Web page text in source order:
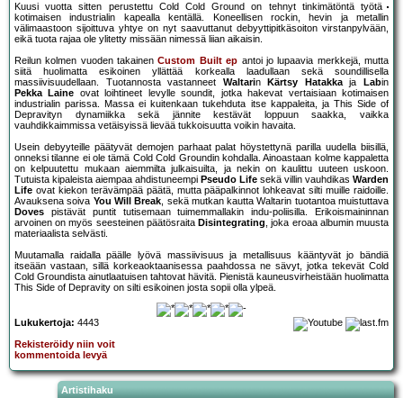
Kuusi vuotta sitten perustettu Cold Cold Ground on tehnyt tinkimätöntä työtä
kotimaisen industrialin kapealla kentällä. Koneellisen rockin, hevin ja metallin
välimaastoon sijoittuva yhtye on nyt saavuttanut debyyttipitkäsoiton virstanpylvään,
eikä tuota rajaa ole ylitetty missään nimessä liian aikaisin.
Reilun kolmen vuoden takainenCustom Built ep antoi jo lupaavia merkkejä, mutta
siitä huolimatta esikoinen yllättää korkealla laadullaan sekä soundillisella
massiivisuudellaan. Tuotannosta vastanneet Waltarin Kärtsy Hatakkaja Labin
Pekka Laine ovat loihtineet levylle soundit, jotka hakevat vertaisiaan kotimaisen
industrialin parissa. Massa ei kuitenkaan tukehduta itse kappaleita, ja This Side of
Depravityn dynamiikka sekä jännite kestävät loppuun saakka, vaikka
vauhdikkaimmissa vetäisyissä lievää tukkoisuutta voikin havaita.
Usein debyyteille päätyvät demojen parhaat palat höystettynä parilla uudella biisillä,
onneksi tilanne ei ole tämä Cold Cold Groundin kohdalla. Ainoastaan kolme kappaletta
on kelpuutettu mukaan aiemmilta julkaisuilta, ja nekin on kaulittu uuteen uskoon.
Tutuista kipaleista aiempaa ahdistuneempi Pseudo Life sekä villin vauhdikas Warden
Life ovat kiekon terävämpää päätä, mutta pääpalkinnot lohkeavat silti muille raidoille.
Avauksena soiva You Will Break, sekä mutkan kautta Waltarin tuotantoa muistuttava
Doves pistävät puntit tutisemaan tuimemmallakin indu-poliisilla. Erikoismaininnan
arvoinen on myös seesteinen päätösraita Disintegrating, joka eroaa albumin muusta
materiaalista selvästi.
Muutamalla raidalla päälle lyövä massiivisuus ja metallisuus kääntyvät jo bändiä
itseään vastaan, sillä korkeaoktaanisessa paahdossa ne sävyt, jotka tekevät Cold
Cold Groundista ainutlaatuisen tahtovat hävitä. Pienistä kauneusvirheistään huolimatta
This Side of Depravity on silti esikoinen josta sopii olla ylpeä.
Lukukertoja: 4443
Rekisteröidy niin voit
kommentoida levyä
Artistihaku